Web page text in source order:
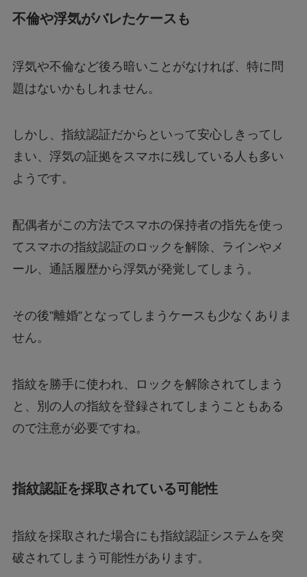
不倫や浮気がバレたケースも
浮気や不倫など後ろ暗いことがなければ、特に問
題はないかもしれません。
しかし、指紋認証だからといって安心しきってし
まい、浮気の証拠をスマホに残している人も多い
ようです。
配偶者がこの方法でスマホの保持者の指先を使っ
てスマホの指紋認証のロックを解除、ラインやメ
ール、通話履歴から浮気が発覚してしまう。
その後”離婚”となってしまうケースも少なくありま
せん。
指紋を勝手に使われ、ロックを解除されてしまう
と、別の人の指紋を登録されてしまうこともある
ので注意が必要ですね。
指紋認証を採取されている可能性
指紋を採取された場合にも指紋認証システムを突
破されてしまう可能性があります。